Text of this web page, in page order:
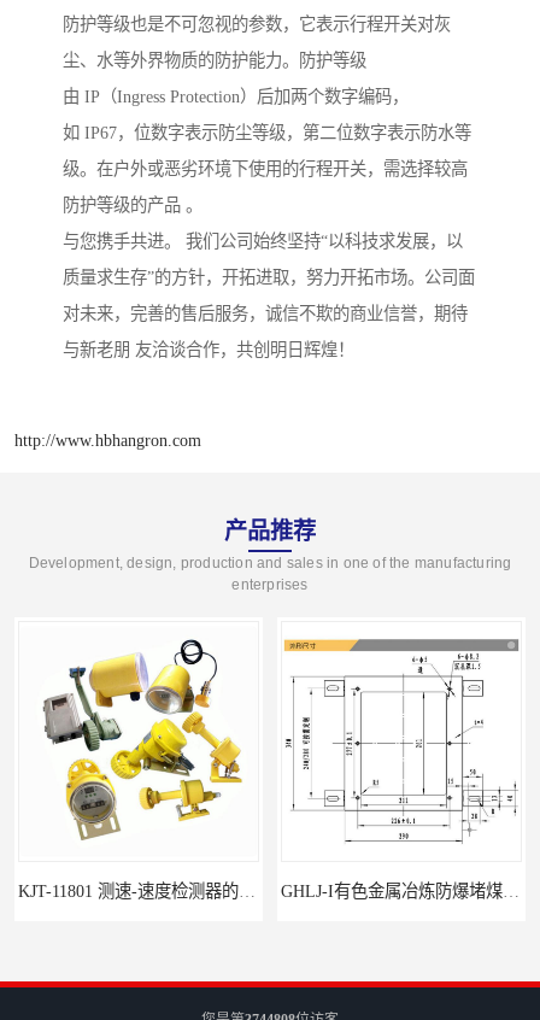
防护等级也是不可忽视的参数，它表示行程开关对灰
尘、水等外界物质的防护能力。防护等级
由 IP（Ingress Protection）后加两个数字编码，
如 IP67，位数字表示防尘等级，第二位数字表示防水等
级。在户外或恶劣环境下使用的行程开关，需选择较高
防护等级的产品 。
与您携手共进。 我们公司始终坚持“以科技求发展，以
质量求生存”的方针，开拓进取，努力开拓市场。公司面
对未来，完善的售后服务，诚信不欺的商业信誉，期待
与新老朋 友洽谈合作，共创明日辉煌！
http://www.hbhangron.com
产品推荐
Development, design, production and sales in one of the manufacturing
enterprises